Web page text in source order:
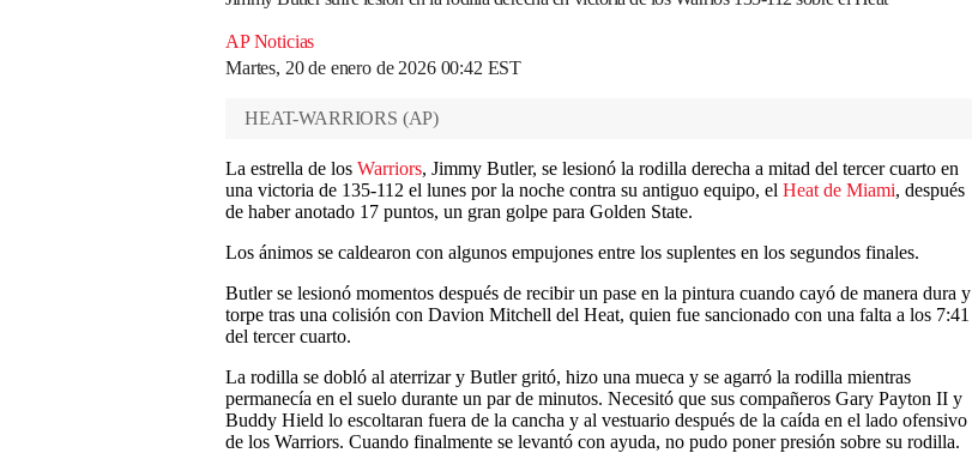
AP Noticias
Martes, 20 de enero de 2026 00:42 EST
HEAT-WARRIORS (AP)
La estrella de los Warriors, Jimmy Butler, se lesionó la rodilla derecha a mitad del tercer cuarto en
una victoria de 135-112 el lunes por la noche contra su antiguo equipo, el Heat de Miami, después
de haber anotado 17 puntos, un gran golpe para Golden State.
Los ánimos se caldearon con algunos empujones entre los suplentes en los segundos finales.
Butler se lesionó momentos después de recibir un pase en la pintura cuando cayó de manera dura y
torpe tras una colisión con Davion Mitchell del Heat, quien fue sancionado con una falta a los 7:41
del tercer cuarto.
La rodilla se dobló al aterrizar y Butler gritó, hizo una mueca y se agarró la rodilla mientras
permanecía en el suelo durante un par de minutos. Necesitó que sus compañeros Gary Payton II y
Buddy Hield lo escoltaran fuera de la cancha y al vestuario después de la caída en el lado ofensivo
de los Warriors. Cuando finalmente se levantó con ayuda, no pudo poner presión sobre su rodilla.